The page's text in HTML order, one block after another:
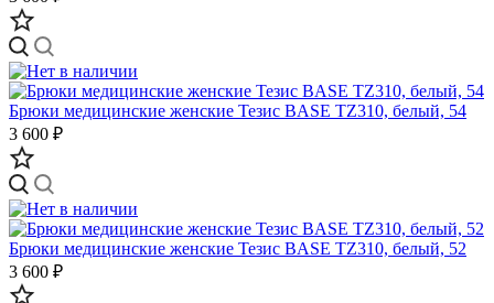
Брюки медицинские женские Тезис BASE TZ310, белый, 54
3 600 ₽
Брюки медицинские женские Тезис BASE TZ310, белый, 52
3 600 ₽